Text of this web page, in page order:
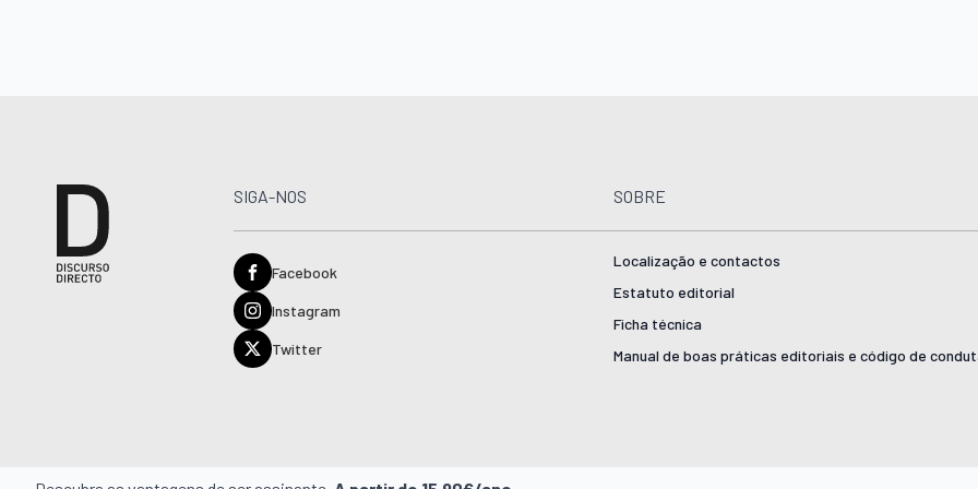
SIGA-NOS
Facebook
Instagram
Twitter
SOBRE
Localização e contactos
Estatuto editorial
Ficha técnica
Manual de boas práticas editoriais e código de